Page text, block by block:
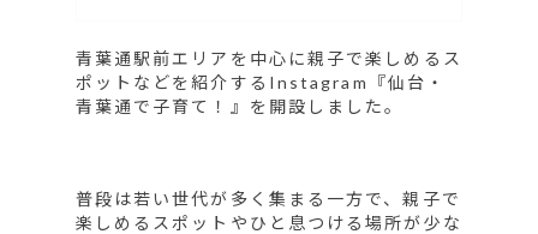
青葉通駅前エリアを中心に親子で楽しめるス
ポットなどを紹介するInstagram『仙台・
青葉通で子育て！』を開設しました。
普段は若い世代が多く集まる一方で、親子で
楽しめるスポットやひと息つける場所が少な